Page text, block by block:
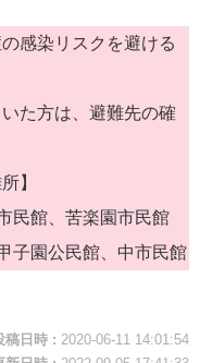
感染リスクを避ける
た方は、避難先の確
】
民館、苦楽園市民館
子園公民館、中市民館
稿日時 : 2020-06-11 14:01:54